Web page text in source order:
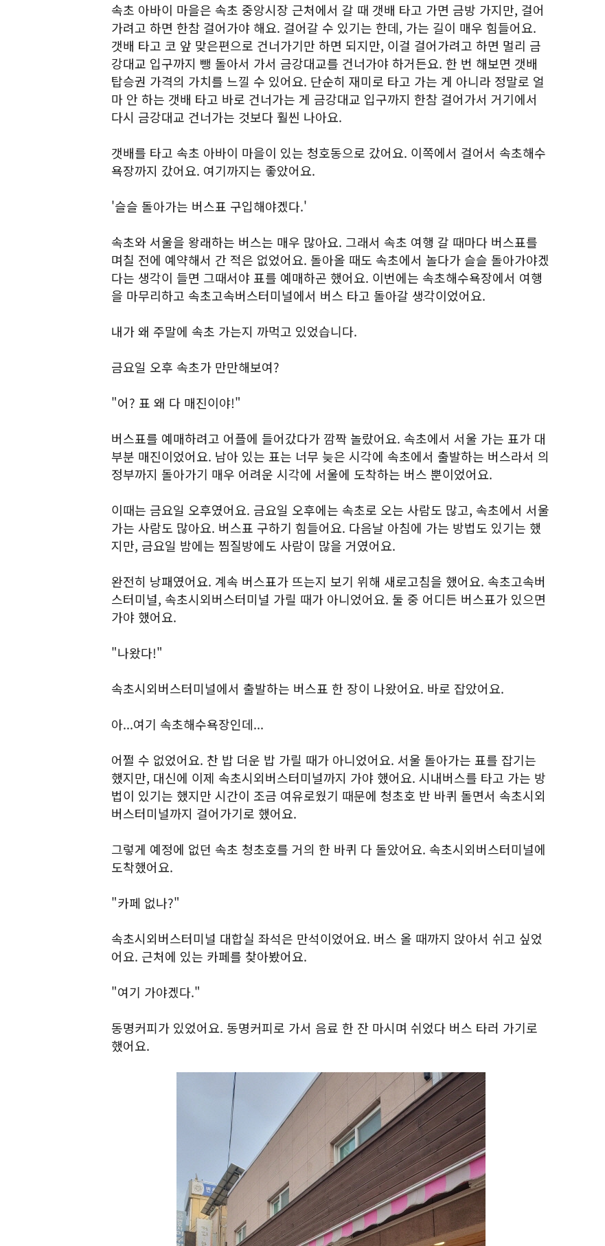
속초 아바이 마을은 속초 중앙시장 근처에서 갈 때 갯배 타고 가면 금방 가지만, 걸어
가려고 하면 한참 걸어가야 해요. 걸어갈 수 있기는 한데, 가는 길이 매우 힘들어요.
갯배 타고 코 앞 맞은편으로 건너가기만 하면 되지만, 이걸 걸어가려고 하면 멀리 금
강대교 입구까지 뺑 돌아서 가서 금강대교를 건너가야 하거든요. 한 번 해보면 갯배
탑승권 가격의 가치를 느낄 수 있어요. 단순히 재미로 타고 가는 게 아니라 정말로 얼
마 안 하는 갯배 타고 바로 건너가는 게 금강대교 입구까지 한참 걸어가서 거기에서
다시 금강대교 건너가는 것보다 훨씬 나아요.
갯배를 타고 속초 아바이 마을이 있는 청호동으로 갔어요. 이쪽에서 걸어서 속초해수
욕장까지 갔어요. 여기까지는 좋았어요.
'슬슬 돌아가는 버스표 구입해야겠다.'
속초와 서울을 왕래하는 버스는 매우 많아요. 그래서 속초 여행 갈 때마다 버스표를
며칠 전에 예약해서 간 적은 없었어요. 돌아올 때도 속초에서 놀다가 슬슬 돌아가야겠
다는 생각이 들면 그때서야 표를 예매하곤 했어요. 이번에는 속초해수욕장에서 여행
을 마무리하고 속초고속버스터미널에서 버스 타고 돌아갈 생각이었어요.
내가 왜 주말에 속초 가는지 까먹고 있었습니다.
금요일 오후 속초가 만만해보여?
"어? 표 왜 다 매진이야!"
버스표를 예매하려고 어플에 들어갔다가 깜짝 놀랐어요. 속초에서 서울 가는 표가 대
부분 매진이었어요. 남아 있는 표는 너무 늦은 시각에 속초에서 출발하는 버스라서 의
정부까지 돌아가기 매우 어려운 시각에 서울에 도착하는 버스 뿐이었어요.
이때는 금요일 오후였어요. 금요일 오후에는 속초로 오는 사람도 많고, 속초에서 서울
가는 사람도 많아요. 버스표 구하기 힘들어요. 다음날 아침에 가는 방법도 있기는 했
지만, 금요일 밤에는 찜질방에도 사람이 많을 거였어요.
완전히 낭패였어요. 계속 버스표가 뜨는지 보기 위해 새로고침을 했어요. 속초고속버
스터미널, 속초시외버스터미널 가릴 때가 아니었어요. 둘 중 어디든 버스표가 있으면
가야 했어요.
"나왔다!"
속초시외버스터미널에서 출발하는 버스표 한 장이 나왔어요. 바로 잡았어요.
아...여기 속초해수욕장인데...
어쩔 수 없었어요. 찬 밥 더운 밥 가릴 때가 아니었어요. 서울 돌아가는 표를 잡기는
했지만, 대신에 이제 속초시외버스터미널까지 가야 했어요. 시내버스를 타고 가는 방
법이 있기는 했지만 시간이 조금 여유로웠기 때문에 청초호 반 바퀴 돌면서 속초시외
버스터미널까지 걸어가기로 했어요.
그렇게 예정에 없던 속초 청초호를 거의 한 바퀴 다 돌았어요. 속초시외버스터미널에
도착했어요.
"카페 없나?"
속초시외버스터미널 대합실 좌석은 만석이었어요. 버스 올 때까지 앉아서 쉬고 싶었
어요. 근처에 있는 카페를 찾아봤어요.
"여기 가야겠다."
동명커피가 있었어요. 동명커피로 가서 음료 한 잔 마시며 쉬었다 버스 타러 가기로
했어요.